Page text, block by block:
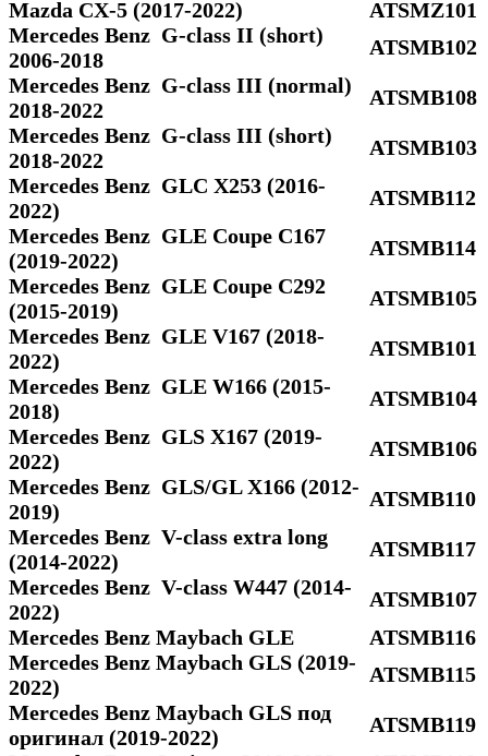
Mazda CX-5 (2017-2022)
ATSMZ101
Mercedes Benz G-class II (short)
2006-2018
ATSMB102
Mercedes Benz G-class III (normal)
2018-2022
ATSMB108
Mercedes Benz G-class III (short)
2018-2022
ATSMB103
Mercedes Benz GLC X253 (2016-
2022)
ATSMB112
Mercedes Benz GLE Coupe C167
(2019-2022)
ATSMB114
Mercedes Benz GLE Coupe C292
(2015-2019)
ATSMB105
Mercedes Benz GLE V167 (2018-
2022)
ATSMB101
Mercedes Benz GLE W166 (2015-
2018)
ATSMB104
Mercedes Benz GLS Х167 (2019-
2022)
ATSMB106
Mercedes Benz GLS/GL X166 (2012-
2019)
ATSMB110
Mercedes Benz V-class extra long
(2014-2022)
ATSMB117
Mercedes Benz V-class W447 (2014-
2022)
ATSMB107
Mercedes Benz Maybach GLE
ATSMB116
Mercedes Benz Maybach GLS (2019-
2022)
ATSMB115
Mercedes Benz Maybach GLS под
оригинал (2019-2022)
ATSMB119